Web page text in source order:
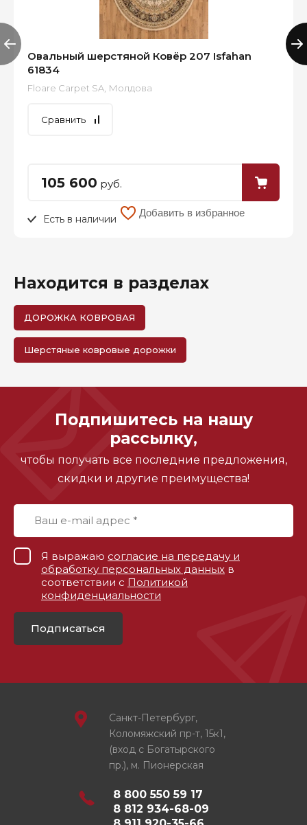
Овальный шерстяной Ковёр 207 Isfahan
61834
Floare Carpet SA, Молдова
Сравнить
105 600 руб.
Есть в наличии
Добавить в избранное
Находится в разделах
ДОРОЖКА КОВРОВАЯ
Шерстяные ковровые дорожки
Подпишитесь на нашу
рассылку,
чтобы получать все последние предложения,
скидки и другие преимущества!
Я выражаю согласие на передачу и
обработку персональных данных в
соответствии с Политикой
конфиденциальности
Подписаться
Санкт-Петербург,
Коломяжский пр-т, 15к1,
(вход с Богатырского
пр.), м. Пионерская
8 800 550 59 17
8 812 934-68-09